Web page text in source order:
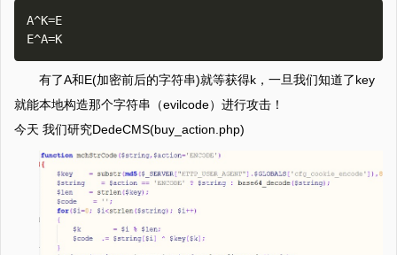
A^K=E
有了A和E(加密前后的字符串)就等获得k，一旦我们知道了key
就能本地构造那个字符串（evilcode）进行攻击！
今天 我们研究DedeCMS(buy_action.php)